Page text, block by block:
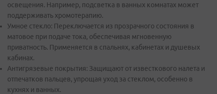
освещения. Например, подсветка в ванных комнатах может
поддерживать хромотерапию.
Умное стекло: Переключается из прозрачного состояния в
матовое при подаче тока, обеспечивая мгновенную
приватность. Применяется в спальнях, кабинетах и душевых
кабинах.
Антигрязевые покрытия: Защищают от известкового налета и
отпечатков пальцев, упрощая уход за стеклом, особенно в
кухнях и ванных.